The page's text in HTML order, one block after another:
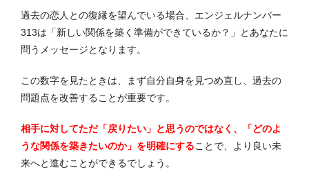
過去の恋人との復縁を望んでいる場合、エンジェルナンバー
313は「新しい関係を築く準備ができているか？」とあなたに
問うメッセージとなります。
この数字を見たときは、まず自分自身を見つめ直し、過去の
問題点を改善することが重要です。
相手に対してただ「戻りたい」と思うのではなく、「どのよ
うな関係を築きたいのか」を明確にすることで、より良い未
来へと進むことができるでしょう。